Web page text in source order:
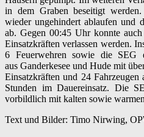
in dem Graben beseitigt
wieder ungehindert ablaufen und
ab. Gegen 00:45 Uhr konnte
Einsatzkräften verlassen werden.
6 Feuerwehren sowie die SEG
aus Ganderkesee und Hude mit
Einsatzkräften und 24 Fahrzeugen
Stunden im Dauereinsatz. Die
vorbildlich mit kalten sowie
Text und Bilder: Timo Nirwing,